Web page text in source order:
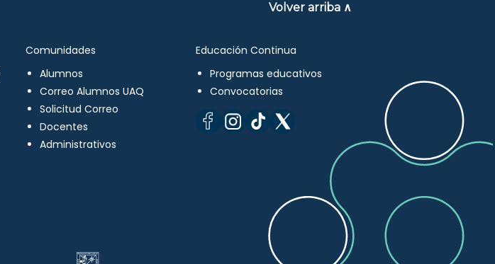
Volver arriba ∧
Comunidades
Alumnos
Correo Alumnos UAQ
Solicitud Correo
Docentes
Administrativos
Educación Continua
Programas educativos
Convocatorias